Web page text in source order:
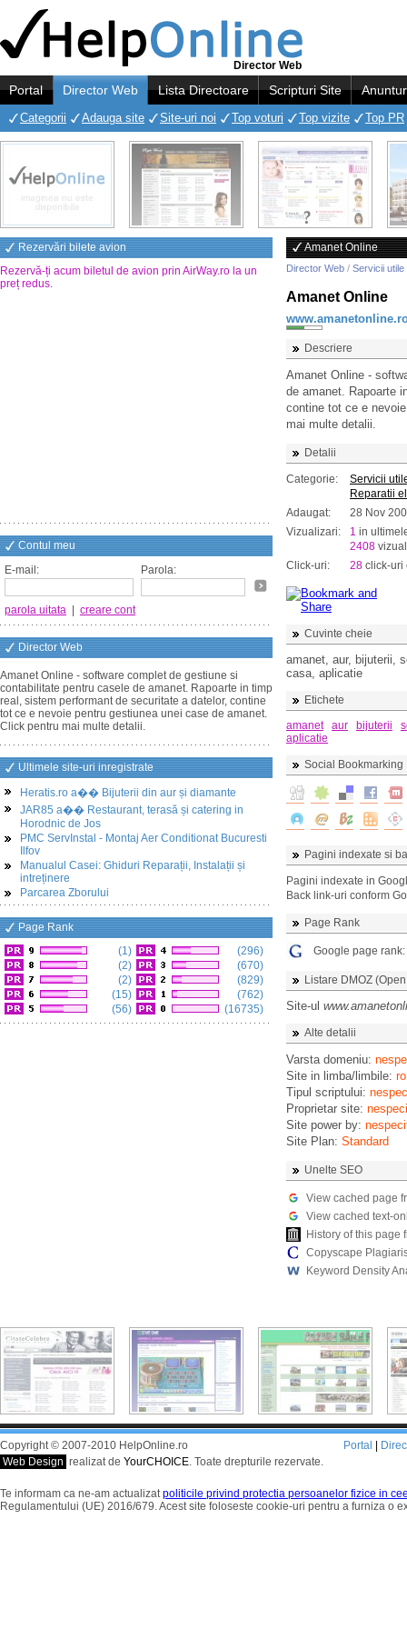
Director Web
Portal Director Web Lista Directoare Scripturi Site
Categorii Adauga site Site-uri noi Top voturi Top vizite Top PR
Rezervări bilete avion
Rezervă-ți acum biletul de avion prin AirWay.ro la un
preț redus.
Contul meu
E-mail:
Parola:
parola uitata creare cont
Director Web
Amanet Online - software complet de gestiune si
contabilitate pentru casele de amanet. Rapoarte in timp
real, sistem performant de securitate a datelor, contine
tot ce e nevoie pentru gestiunea unei case de amanet.
Click pentru mai multe detalii.
Ultimele site-uri inregistrate
Heratis.ro a�� Bijuterii din aur și diamante
JAR85 a�� Restaurant, terasă și catering in
Horodnic de Jos
PMC ServInstal - Montaj Aer Conditionat Bucuresti
Ilfov
Manualul Casei: Ghiduri Reparații, Instalații și
intreținere
Parcarea Zborului
Page Rank
(1)
(2)
(2)
(15)
(56)
(296)
(670)
(829)
(762)
(16735)
Amanet Online
Director Web / Servicii utile
Amanet Online
Descriere
Amanet Online -
de amanet. Rapoarte
contine tot ce e
mai multe detalii.
Detalii
Categorie:
Servicii
Reparatii
Adaugat:
28 Nov
Vizualizari:
1 in
2408
Click-uri:
28 click-uri
Cuvinte cheie
amanet, aur, bijuterii,
casa, aplicatie
Etichete
amanet
aur bijuterii
aplicatie
Social Bookmarking
Pagini indexate si
Pagini indexate in
Back link-uri conform
Page Rank
Google page rank:
Listare DMOZ
Site-ul
Alte detalii
Varsta domeniu:
Site in limba/limbile: ro
Tipul scriptului:
Proprietar site:
Site power by:
Site Plan: Standard
Unelte SEO
View cached page
View cached text-
History of this page
Copyscape
Keyword Density
Copyright © 2007-2010 HelpOnline.ro
Web Design realizat de YourCHOICE. Toate drepturile rezervate.
Portal
Te informam ca ne-am actualizatpoliticile privind protectia persoanelor fizice in
Regulamentului (UE) 2016/679. Acest site foloseste cookie-uri pentru a furniza o